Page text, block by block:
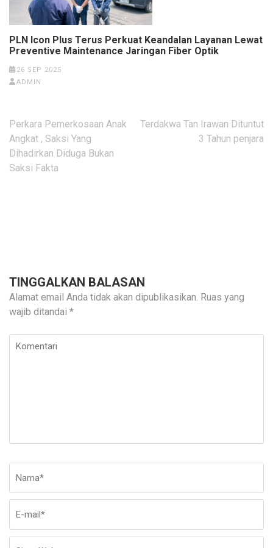
PLN Icon Plus Terus Perkuat Keandalan Layanan Lewat
Preventive Maintenance Jaringan Fiber Optik
26 SEP 2025
ADMIN
Navigasi
pos
Perkara Pemerkosaan Anak
Angkat , Saksi Yang
Dihadirkan Diduga Bukan
Saksi Fakta
Terdakwa Tan Irawan Dituntut
3 Tahun penjara
TINGGALKAN BALASAN
Alamat email Anda tidak akan dipublikasikan. Ruas yang
wajib ditandai *
Komentari